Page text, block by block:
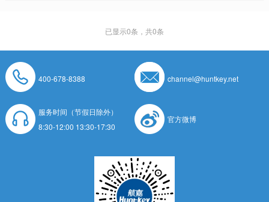
已显示0条，共0条
400-678-8388 channel@huntkey.net
服务时间（节假日除外）
8:30-12:00 13:30-17:30
官方微博